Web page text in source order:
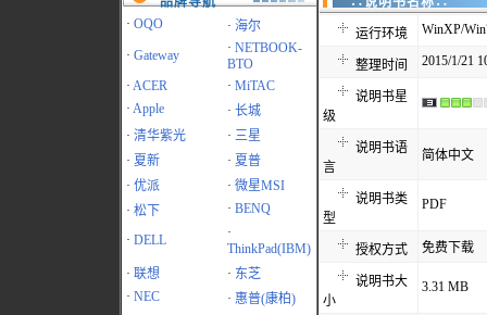
· OQO · 海尔
· Gateway · NETBOOK-
BTO
· ACER · MiTAC
· Apple · 长城
· 清华紫光 · 三星
· 夏新 · 夏普
· 优派 · 微星MSI
· 松下 · BENQ
· DELL
·
ThinkPad(IBM)
· 联想 · 东芝
· NEC · 惠普(康柏)
运行环境 WinXP/
整理时间 2015/1/21
说明书星
级
说明书语
言
简体中文
说明书类
型
PDF
授权方式 免费下载
说明书大
小
3.31 MB